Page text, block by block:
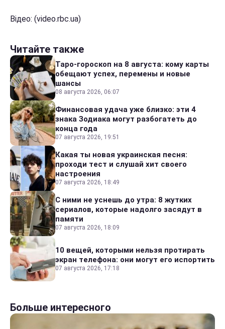
Відео: (video.rbc.ua)
Читайте также
Таро-гороскоп на 8 августа: кому карты
обещают успех, перемены и новые
шансы
08 августа 2026, 06:07
Финансовая удача уже близко: эти 4
знака Зодиака могут разбогатеть до
конца года
07 августа 2026, 19:51
Какая ты новая украинская песня:
проходи тест и слушай хит своего
настроения
07 августа 2026, 18:49
С ними не уснешь до утра: 8 жутких
сериалов, которые надолго засядут в
памяти
07 августа 2026, 18:09
10 вещей, которыми нельзя протирать
экран телефона: они могут его испортить
07 августа 2026, 17:18
Больше интересного